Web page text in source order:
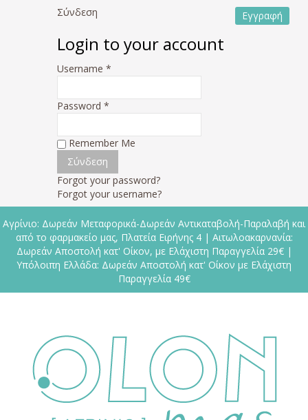
Σύνδεση
Login to your account
Username *
Password *
Remember Me
Forgot your password?
Forgot your username?
Εγγραφή
Αγρίνιο: Δωρεάν Μεταφορικά-Δωρεάν Αντικαταβολή-Παραλαβή και
από το φαρμακείο μας, Πλατεία Ειρήνης 4 | Αιτωλοακαρνανία:
Δωρεάν Αποστολή κατ' Οίκον, με Ελάχιστη Παραγγελία 29€ |
Υπόλοιπη Ελλάδα: Δωρεάν Αποστολή κατ' Οίκον με Ελάχιστη
Παραγγελία 49€